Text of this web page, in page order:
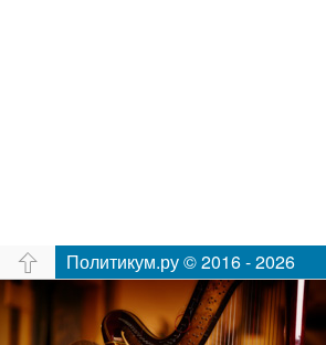
Политикум.ру © 2016 - 2026